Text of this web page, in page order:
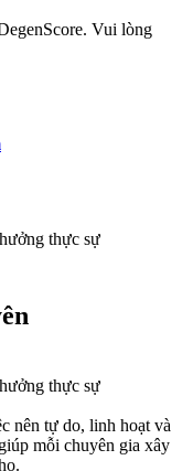
Vui lòng
nên tự do, linh hoạt và
mỗi chuyên gia xây